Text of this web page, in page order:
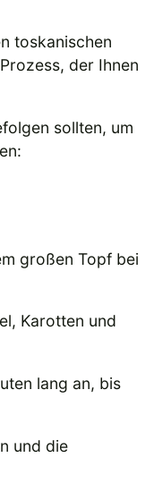
toskanischen
der Ihnen
sollten, um
großen Topf bei
Karotten und
lang an, bis
und die